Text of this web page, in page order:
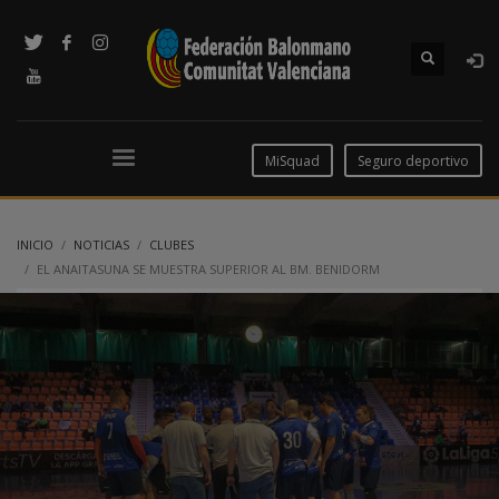
MiSquad Seguro deportivo
INICIO NOTICIAS
CLUBES
EL ANAITASUNA SE MUESTRA SUPERIOR AL BM. BENIDORM